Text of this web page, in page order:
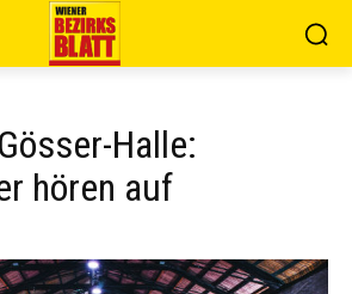
Halle:
hören auf